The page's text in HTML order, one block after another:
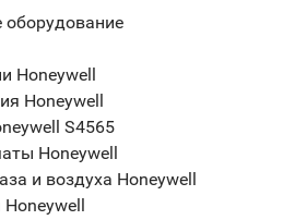
оборудование
Honeywell
Honeywell
S4565
Honeywell
и воздуха Honeywell